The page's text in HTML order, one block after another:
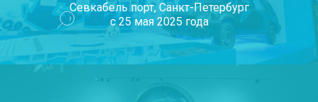
Севкабель порт, Санкт-Петербург
с 25 мая 2025 года